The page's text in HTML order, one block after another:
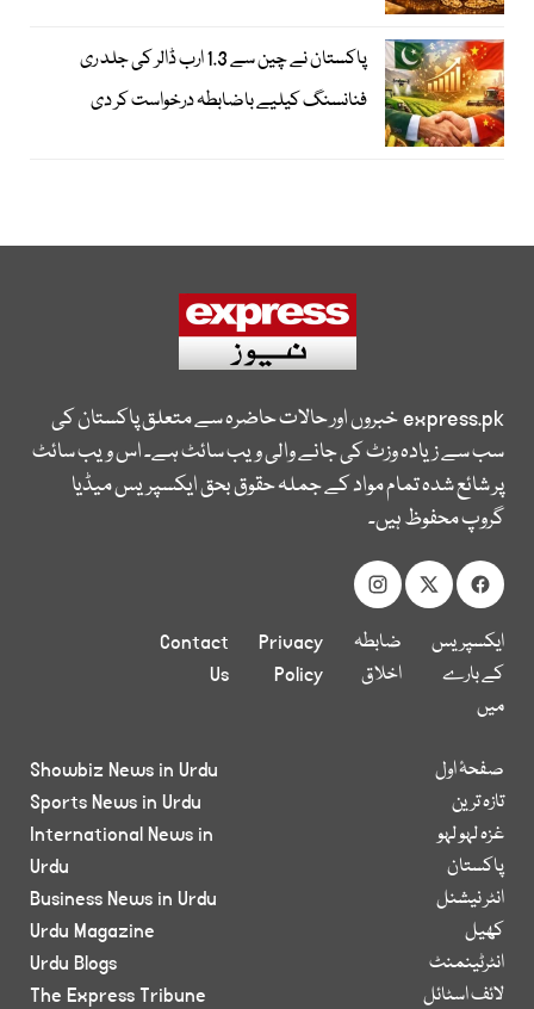
پاکستان نے چین سے 1.3 ارب ڈالر کی جلد ری
فنانسنگ کیلیے باضابطہ درخواست کر دی
express.pkخبروں اور حالات حاضرہ سے متعلق پاکستان کی
سب سے زیادہ وزٹ کی جانے والی ویب سائٹ ہے۔ اس ویب سائٹ
پر شائع شدہ تمام مواد کے جملہ حقوق بحق ایکسپریس میڈیا
گروپ محفوظ ہیں۔
ایکسپریس
کے بارے
میں
ضابطہ
اخلاق
Privacy
Policy
Contact
Us
صفحۂ اول
تازہ ترین
غزہ لہو لہو
پاکستان
انٹر نیشنل
کھیل
انٹرٹینمنٹ
لائف اسٹائل
Showbiz News in Urdu
Sports News in Urdu
International News in
Urdu
Business News in Urdu
Urdu Magazine
Urdu Blogs
The Express Tribune